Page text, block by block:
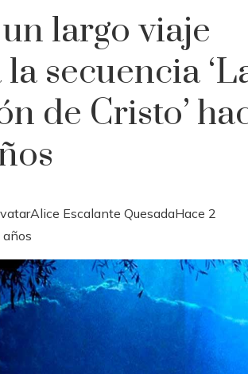
largo viaje
secuencia
de Cristo’
Alice Escalante QuesadaHace 2
años